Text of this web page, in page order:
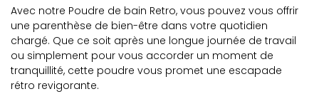
Avec notre Poudre de bain Retro, vous pouvez vous offrir
une parenthèse de bien-être dans votre quotidien
chargé. Que ce soit après une longue journée de travail
ou simplement pour vous accorder un moment de
tranquillité, cette poudre vous promet une escapade
rétro revigorante.